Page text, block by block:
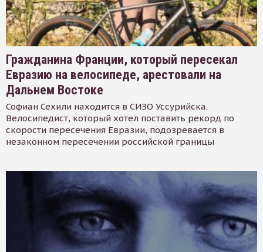
Гражданина Франции, который пересекал
Евразию на велосипеде, арестовали на
Дальнем Востоке
Софиан Сехили находится в СИЗО Уссурийска.
Велосипедист, который хотел поставить рекорд по
скорости пересечения Евразии, подозревается в
незаконном пересечении российской границы